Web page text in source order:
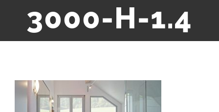
3000-H-1.4